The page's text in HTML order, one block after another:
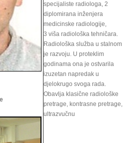
specijaliste radiologa, 2
diplomirana inženjera
medicinske radiologije,
3 viša radiološka tehničara.
Radiološka služba u stalnom
je razvoju. U proteklim
godinama ona je ostvarila
izuzetan napredak u
djelokrugo svoga rada.
Obavlja klasične radiološke
pretrage, kontrasne pretrage,
ultrazvučnu